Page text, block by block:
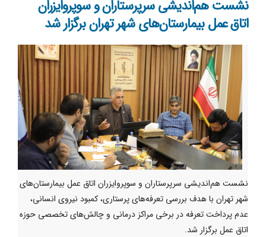
نشست هم‌اندیشی سرپرستاران و سوپروایزران
اتاق عمل بیمارستان‌های شهر تهران برگزار شد
نشست هم‌اندیشی سرپرستاران و سوپروایزران اتاق عمل بیمارستان‌های
شهر تهران با هدف بررسی تعرفه‌های پرستاری، کمبود نیروی انسانی،
عدم پرداخت تعرفه در برخی مراکز درمانی و چالش‌های تخصصی حوزه
اتاق عمل برگزار شد.